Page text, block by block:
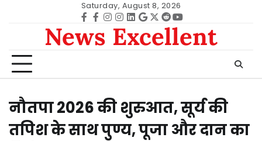
Saturday, August 8, 2026
Facebook
facebook
Instagram
instagram
Linkedin
google
Twitter
redditYoutube
News Excellent
नौतपा 2026 की शुरुआत, सूर्य की
तपिश के साथ पुण्य, पूजा और दान का